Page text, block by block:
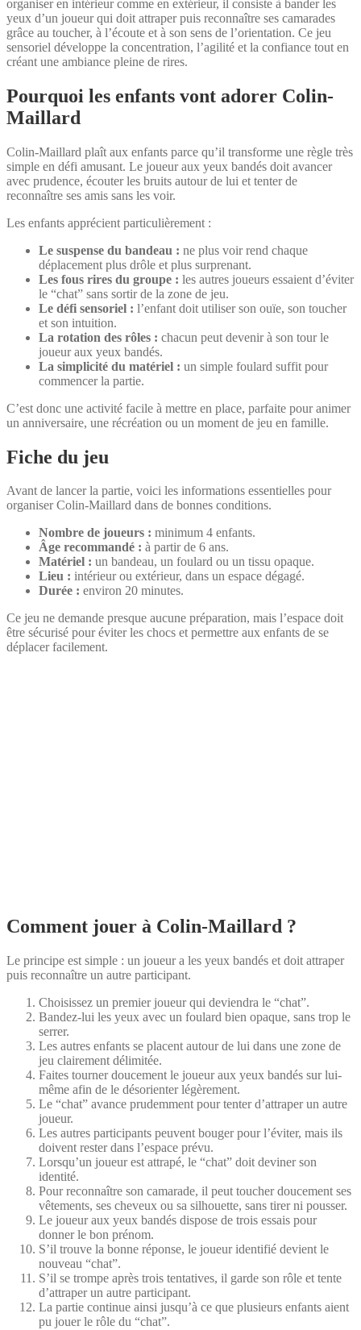
organiser en intérieur comme en extérieur, il consiste à bander les
yeux d’un joueur qui doit attraper puis reconnaître ses camarades
grâce au toucher, à l’écoute et à son sens de l’orientation. Ce jeu
sensoriel développe la concentration, l’agilité et la confiance tout en
créant une ambiance pleine de rires.
Pourquoi les enfants vont adorer Colin-
Maillard
Colin-Maillard plaît aux enfants parce qu’il transforme une règle très
simple en défi amusant. Le joueur aux yeux bandés doit avancer
avec prudence, écouter les bruits autour de lui et tenter de
reconnaître ses amis sans les voir.
Les enfants apprécient particulièrement :
Le suspense du bandeau : ne plus voir rend chaque
déplacement plus drôle et plus surprenant.
Les fous rires du groupe : les autres joueurs essaient d’éviter
le “chat” sans sortir de la zone de jeu.
Le défi sensoriel : l’enfant doit utiliser son ouïe, son toucher
et son intuition.
La rotation des rôles : chacun peut devenir à son tour le
joueur aux yeux bandés.
La simplicité du matériel : un simple foulard suffit pour
commencer la partie.
C’est donc une activité facile à mettre en place, parfaite pour animer
un anniversaire, une récréation ou un moment de jeu en famille.
Fiche du jeu
Avant de lancer la partie, voici les informations essentielles pour
organiser Colin-Maillard dans de bonnes conditions.
Nombre de joueurs : minimum 4 enfants.
Âge recommandé : à partir de 6 ans.
Matériel : un bandeau, un foulard ou un tissu opaque.
Lieu : intérieur ou extérieur, dans un espace dégagé.
Durée : environ 20 minutes.
Ce jeu ne demande presque aucune préparation, mais l’espace doit
être sécurisé pour éviter les chocs et permettre aux enfants de se
déplacer facilement.
Comment jouer à Colin-Maillard ?
Le principe est simple : un joueur a les yeux bandés et doit attraper
puis reconnaître un autre participant.
Choisissez un premier joueur qui deviendra le “chat”.
Bandez-lui les yeux avec un foulard bien opaque, sans trop le
serrer.
Les autres enfants se placent autour de lui dans une zone de
jeu clairement délimitée.
Faites tourner doucement le joueur aux yeux bandés sur lui-
même afin de le désorienter légèrement.
Le “chat” avance prudemment pour tenter d’attraper un autre
joueur.
Les autres participants peuvent bouger pour l’éviter, mais ils
doivent rester dans l’espace prévu.
Lorsqu’un joueur est attrapé, le “chat” doit deviner son
identité.
Pour reconnaître son camarade, il peut toucher doucement ses
vêtements, ses cheveux ou sa silhouette, sans tirer ni pousser.
Le joueur aux yeux bandés dispose de trois essais pour
donner le bon prénom.
S’il trouve la bonne réponse, le joueur identifié devient le
nouveau “chat”.
S’il se trompe après trois tentatives, il garde son rôle et tente
d’attraper un autre participant.
La partie continue ainsi jusqu’à ce que plusieurs enfants aient
pu jouer le rôle du “chat”.